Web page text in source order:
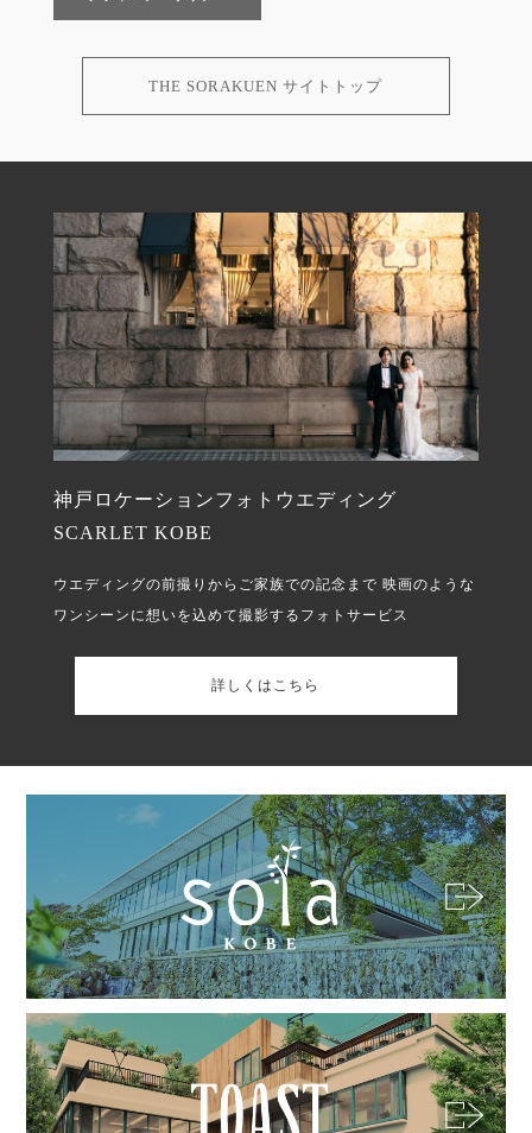
THE SORAKUEN サイトトップ
神戸ロケーションフォトウエディング
SCARLET KOBE
ウエディングの前撮りからご家族での記念まで 映画のような
ワンシーンに想いを込めて撮影するフォトサービス
詳しくはこちら